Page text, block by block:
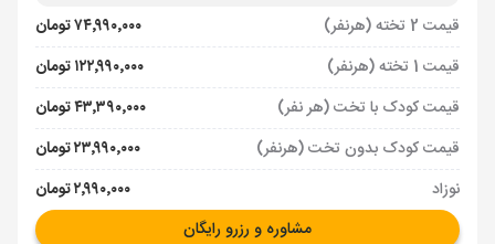
قیمت 2 تخته (هرنفر)
۷۴٬۹۹۰٬۰۰۰ تومان
قیمت 1 تخته (هرنفر)
۱۲۲٬۹۹۰٬۰۰۰ تومان
قیمت کودک با تخت (هر نفر)
۴۳٬۳۹۰٬۰۰۰ تومان
قیمت کودک بدون تخت (هرنفر)
۲۳٬۹۹۰٬۰۰۰ تومان
نوزاد
۲٬۹۹۰٬۰۰۰ تومان
مشاوره و رزرو رایگان